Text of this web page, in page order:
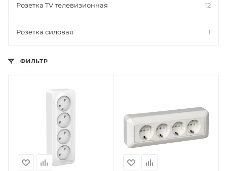
Розетка TV телевизионная 12
Розетка силовая 1
ФИЛЬТР